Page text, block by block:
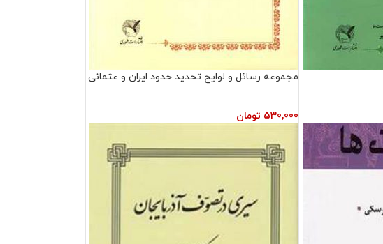
مجموعه رسائل و لوایح تحدید حدود ایران و عثمانی
530,000 تومان